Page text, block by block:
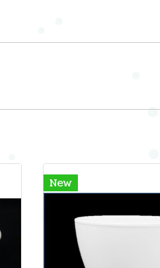
New